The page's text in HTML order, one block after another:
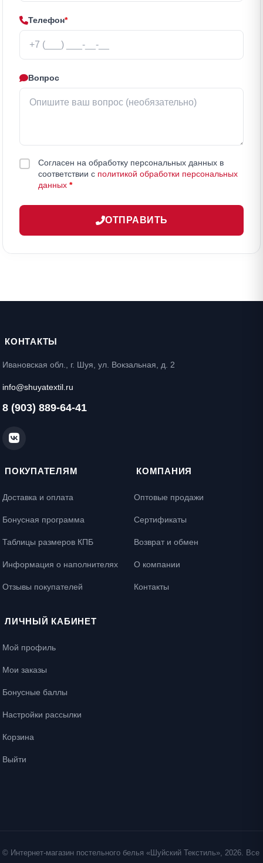
Телефон*
Вопрос
Согласен на обработку персональных данных в
соответствии с политикой обработки персональных
данных *
ОТПРАВИТЬ
КОНТАКТЫ
Ивановская обл., г. Шуя, ул. Вокзальная, д. 2
info@shuyatextil.ru
8 (903) 889-64-41
ПОКУПАТЕЛЯМ
Доставка и оплата
Бонусная программа
Таблицы размеров КПБ
Информация о наполнителях
Отзывы покупателей
КОМПАНИЯ
Оптовые продажи
Сертификаты
Возврат и обмен
О компании
Контакты
ЛИЧНЫЙ КАБИНЕТ
Мой профиль
Мои заказы
Бонусные баллы
Настройки рассылки
Корзина
Выйти
© Интернет-магазин постельного белья «Шуйский Текстиль», 2026. Все